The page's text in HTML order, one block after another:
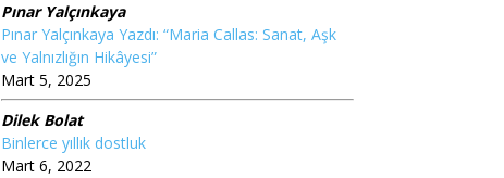
Pınar Yalçınkaya
Pınar Yalçınkaya Yazdı: “Maria Callas: Sanat, Aşk
ve Yalnızlığın Hikâyesi”
Mart 5, 2025
Dilek Bolat
Binlerce yıllık dostluk
Mart 6, 2022